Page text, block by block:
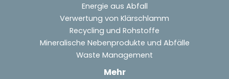
Energie aus Abfall
Verwertung von Klärschlamm
Recycling und Rohstoffe
Mineralische Nebenprodukte und Abfälle
Waste Management
Mehr